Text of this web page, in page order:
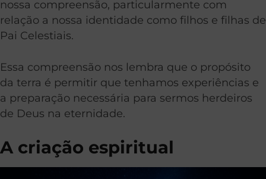
nossa compreensão, particularmente com
relação a nossa identidade como filhos e filhas de
Pai Celestiais.
Essa compreensão nos lembra que o propósito
da terra é permitir que tenhamos experiências e
a preparação necessária para sermos herdeiros
de Deus na eternidade.
A criação espiritual